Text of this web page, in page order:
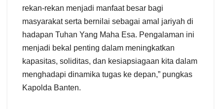
rekan-rekan menjadi manfaat besar bagi
masyarakat serta bernilai sebagai amal jariyah di
hadapan Tuhan Yang Maha Esa. Pengalaman ini
menjadi bekal penting dalam meningkatkan
kapasitas, soliditas, dan kesiapsiagaan kita dalam
menghadapi dinamika tugas ke depan,” pungkas
Kapolda Banten.